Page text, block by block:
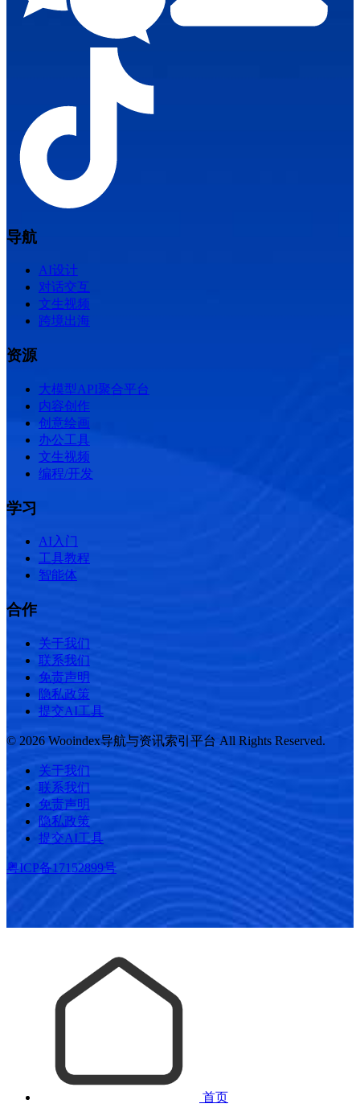
导航
AI设计
对话交互
文生视频
跨境出海
资源
大模型API聚合平台
内容创作
创意绘画
办公工具
文生视频
编程/开发
学习
AI入门
工具教程
智能体
合作
关于我们
联系我们
免责声明
隐私政策
提交AI工具
© 2026 Wooindex导航与资讯索引平台 All Rights Reserved.
关于我们
联系我们
免责声明
隐私政策
提交AI工具
粤ICP备17152899号
首页